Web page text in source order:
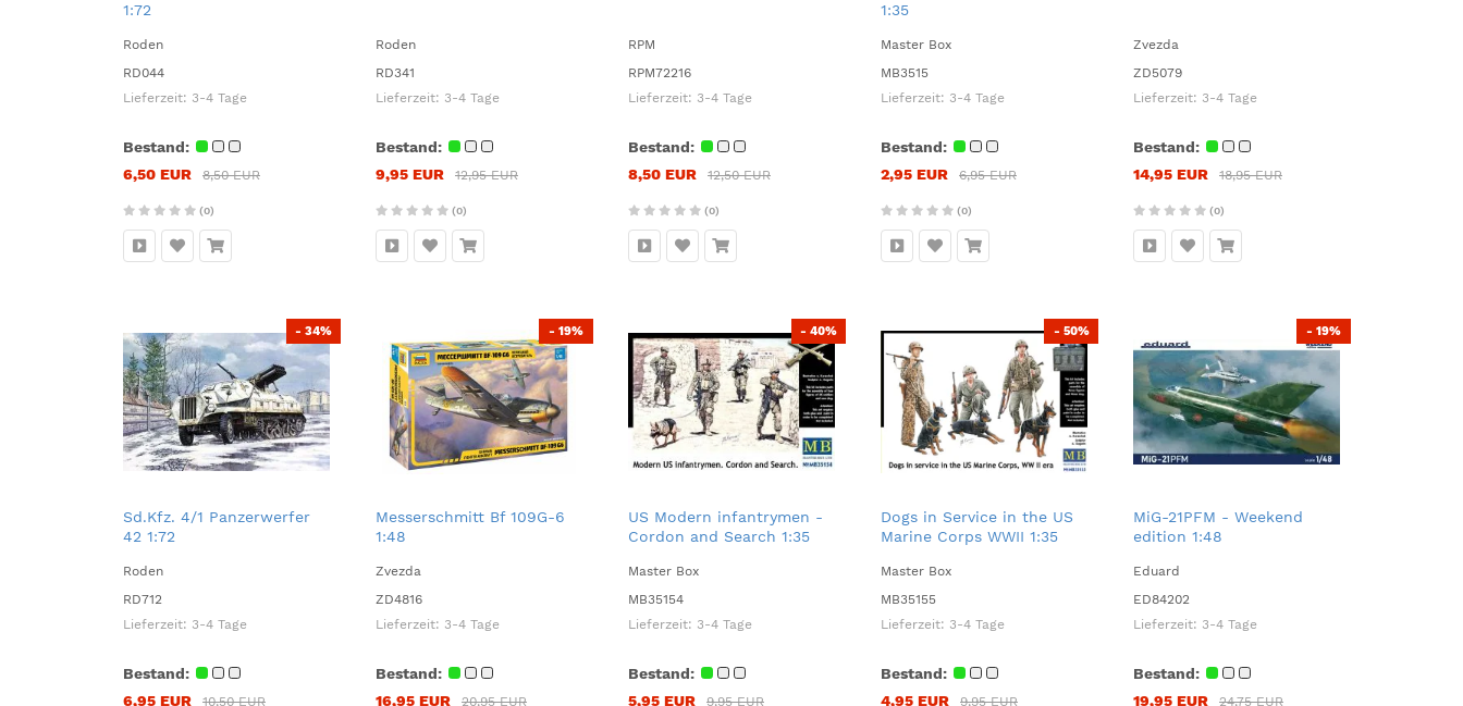
1:72
Roden
RD044
Lieferzeit: 3-4 Tage
Bestand:
6,50 EUR
8,50 EUR
(0)
Roden
RD341
Lieferzeit: 3-4 Tage
Bestand:
9,95 EUR
12,95 EUR
(0)
RPM
RPM72216
Lieferzeit: 3-4 Tage
Bestand:
8,50 EUR
12,50 EUR
(0)
1:35
Master Box
MB3515
Lieferzeit: 3-4 Tage
Bestand:
2,95 EUR
6,95 EUR
(0)
Zvezda
ZD5079
Lieferzeit: 3-4 Tage
Bestand:
14,95 EUR
18,95 EUR
(0)
Sd.Kfz. 4/1 Panzerwerfer
42 1:72
Roden
RD712
Lieferzeit: 3-4 Tage
Bestand:
6,95 EUR
10,50 EUR
- 34%
Messerschmitt Bf 109G-6
1:48
Zvezda
ZD4816
Lieferzeit: 3-4 Tage
Bestand:
16,95 EUR
20,95 EUR
- 19%
US Modern infantrymen -
Cordon and Search 1:35
Master Box
MB35154
Lieferzeit: 3-4 Tage
Bestand:
5,95 EUR
9,95 EUR
- 40%
Dogs in Service in the US
Marine Corps WWII 1:35
Master Box
MB35155
Lieferzeit: 3-4 Tage
Bestand:
4,95 EUR
9,95 EUR
- 50%
MiG-21PFM - Weekend
edition 1:48
Eduard
ED84202
Lieferzeit: 3-4 Tage
Bestand:
19,95 EUR
24,75 EUR
- 19%